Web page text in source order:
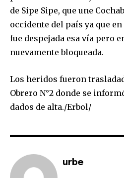
SUBSCRIBERS
conversation.
your privacy and won't spam your
de Sipe Sipe, que une
occidente del país ya que
fue despejada esa vía pero
nuevamente bloqueada.
Los heridos fueron
Obrero N°2 donde se
dados de alta./Erbol/
urbe